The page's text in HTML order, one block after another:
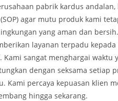
pabrik kardus
agar mutu produk kami
yang aman dan bersih.
layanan terpadu
Kami sangat menghargai
dengan seksama setiap
Kami percaya kepuasan klien
hingga sekarang.